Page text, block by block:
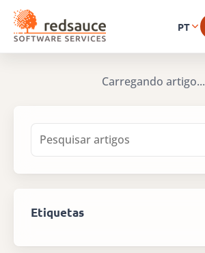
PT
Carregando artigo...
Etiquetas